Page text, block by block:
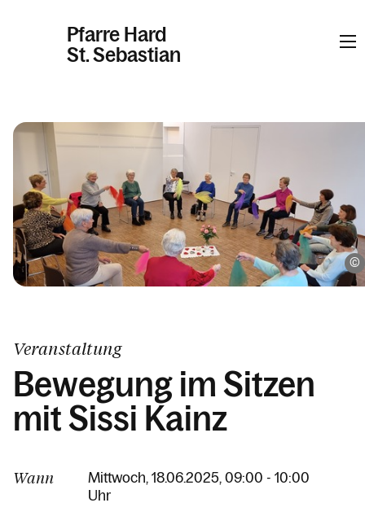
Pfarre Hard
St. Sebastian
Kalender
Personen
Veranstaltung
Bewegung im Sitzen
mit Sissi Kainz
Wann
Mittwoch, 18.06.2025, 09:00 - 10:00
Uhr